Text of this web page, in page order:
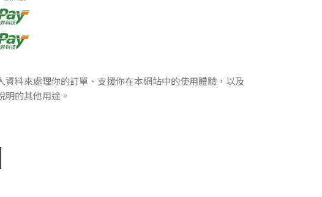
資料來處理你的訂單、支援你在本網站中的使用體驗，以及
明的其他用途。